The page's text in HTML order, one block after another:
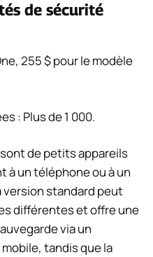
de sécurité
255 $ pour le modèle
: Plus de 1 000.
de petits appareils
à un téléphone ou à un
version standard peut
différentes et offre une
via un
tandis que la